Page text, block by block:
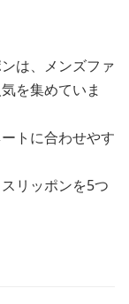
は、メンズファ
を集めていま
トに合わせやす
リッポンを5つ